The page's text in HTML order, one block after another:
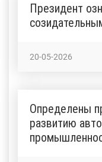
Президент
20-05-2026
Определены
развитию